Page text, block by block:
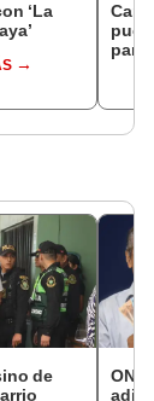
‘La
para
de
ONP